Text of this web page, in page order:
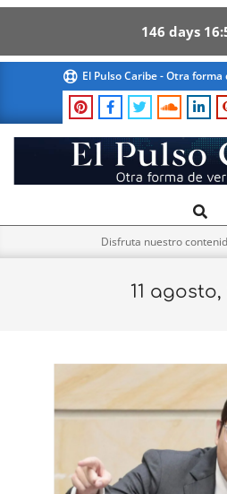
146 days 16
content
El Pulso Caribe - Otra
El
Pulso
Navigation
Search
Disfruta nuestro
11 agosto,